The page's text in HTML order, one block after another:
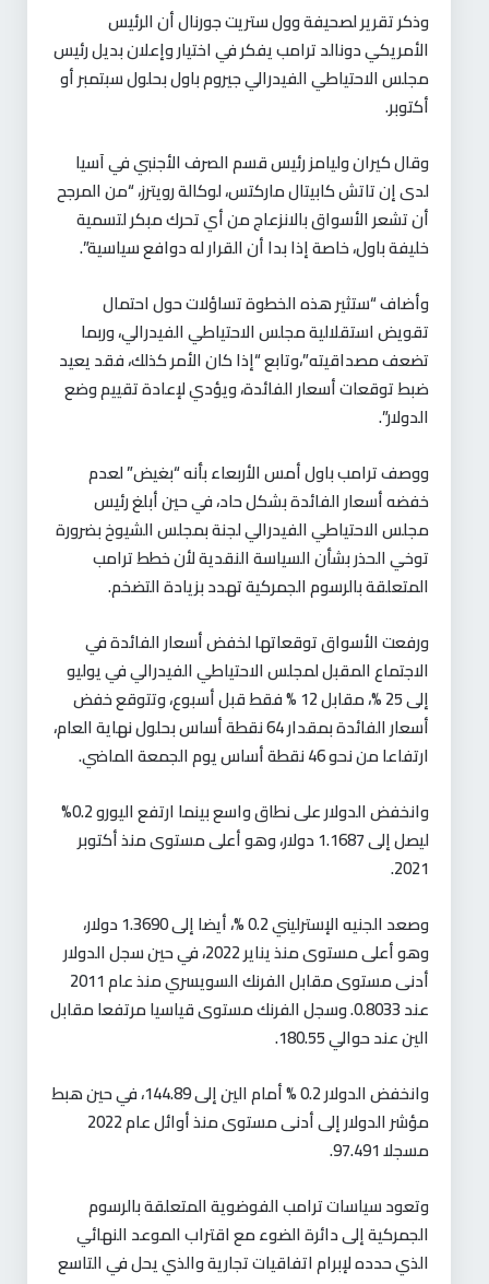
وذكر تقرير لصحيفة وول ستريت جورنال أن الرئيس
الأمريكي دونالد ترامب يفكر في اختيار وإعلان بديل رئيس
مجلس الاحتياطي الفيدرالي جيروم باول بحلول سبتمبر أو
أكتوبر.
وقال كيران وليامز رئيس قسم الصرف الأجنبي في آسيا
لدى إن تاتش كابيتال ماركتس، لوكالة رويترز، “من المرجح
أن تشعر الأسواق بالانزعاج من أي تحرك مبكر لتسمية
خليفة باول، خاصة إذا بدا أن القرار له دوافع سياسية”.
وأضاف “ستثير هذه الخطوة تساؤلات حول احتمال
تقويض استقلالية مجلس الاحتياطي الفيدرالي، وربما
تضعف مصداقيته”،وتابع “إذا كان الأمر كذلك، فقد يعيد
ضبط توقعات أسعار الفائدة، ويؤدي لإعادة تقييم وضع
الدولار”.
ووصف ترامب باول أمس الأربعاء بأنه “بغيض” لعدم
خفضه أسعار الفائدة بشكل حاد، في حين أبلغ رئيس
مجلس الاحتياطي الفيدرالي لجنة بمجلس الشيوخ بضرورة
توخي الحذر بشأن السياسة النقدية لأن خطط ترامب
المتعلقة بالرسوم الجمركية تهدد بزيادة التضخم.
ورفعت الأسواق توقعاتها لخفض أسعار الفائدة في
الاجتماع المقبل لمجلس الاحتياطي الفيدرالي في يوليو
إلى 25 %، مقابل 12 % فقط قبل أسبوع، وتتوقع خفض
أسعار الفائدة بمقدار 64 نقطة أساس بحلول نهاية العام،
ارتفاعا من نحو 46 نقطة أساس يوم الجمعة الماضي.
وانخفض الدولار على نطاق واسع بينما ارتفع اليورو 0.2%
ليصل إلى 1.1687 دولار، وهو أعلى مستوى منذ أكتوبر
2021.
وصعد الجنيه الإسترليني 0.2 %، أيضا إلى 1.3690 دولار،
وهو أعلى مستوى منذ يناير 2022، في حين سجل الدولار
أدنى مستوى مقابل الفرنك السويسري منذ عام 2011
عند 0.8033. وسجل الفرنك مستوى قياسيا مرتفعا مقابل
الين عند حوالي 180.55.
وانخفض الدولار 0.2 % أمام الين إلى 144.89، في حين هبط
مؤشر الدولار إلى أدنى مستوى منذ أوائل عام 2022
مسجلا 97.491.
وتعود سياسات ترامب الفوضوية المتعلقة بالرسوم
الجمركية إلى دائرة الضوء مع اقتراب الموعد النهائي
الذي حدده لإبرام اتفاقيات تجارية والذي يحل في التاسع